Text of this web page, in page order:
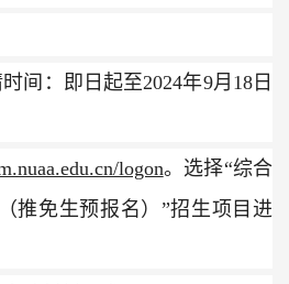
时间：即日起至2024年9月 18日
logon。选择“综合
推免生预报名）”招生项目进